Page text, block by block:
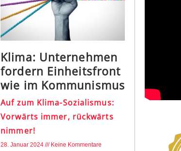
Klima: Unternehmen
fordern Einheitsfront
wie im Kommunismus
Auf zum Klima-Sozialismus:
Vorwärts immer, rückwärts
nimmer!
28. Januar 2024 Keine Kommentare